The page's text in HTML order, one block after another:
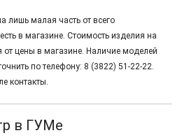
лишь малая часть от всего
в магазине. Стоимость изделия на
от цены в магазине. Наличие моделей
по телефону: 8 (3822) 51-22-22.
контакты.
в ГУМе